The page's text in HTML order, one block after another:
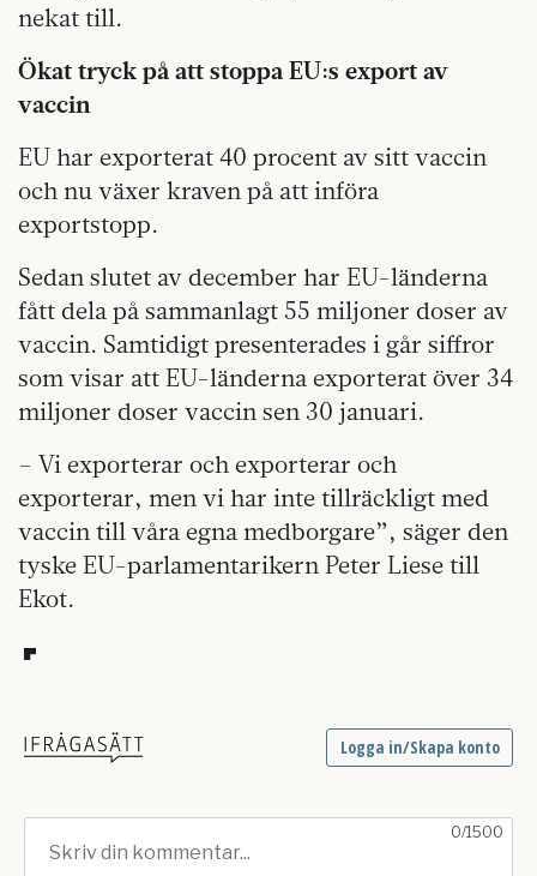
nekat till.
Ökat tryck på att stoppa EU:s export av
vaccin
EU har exporterat 40 procent av sitt vaccin
och nu växer kraven på att införa
exportstopp.
Sedan slutet av december har EU-länderna
fått dela på sammanlagt 55 miljoner doser av
vaccin. Samtidigt presenterades i går siffror
som visar att EU-länderna exporterat över 34
miljoner doser vaccin sen 30 januari.
– Vi exporterar och exporterar och
exporterar, men vi har inte tillräckligt med
vaccin till våra egna medborgare”, säger den
tyske EU-parlamentarikern Peter Liese till
Ekot.